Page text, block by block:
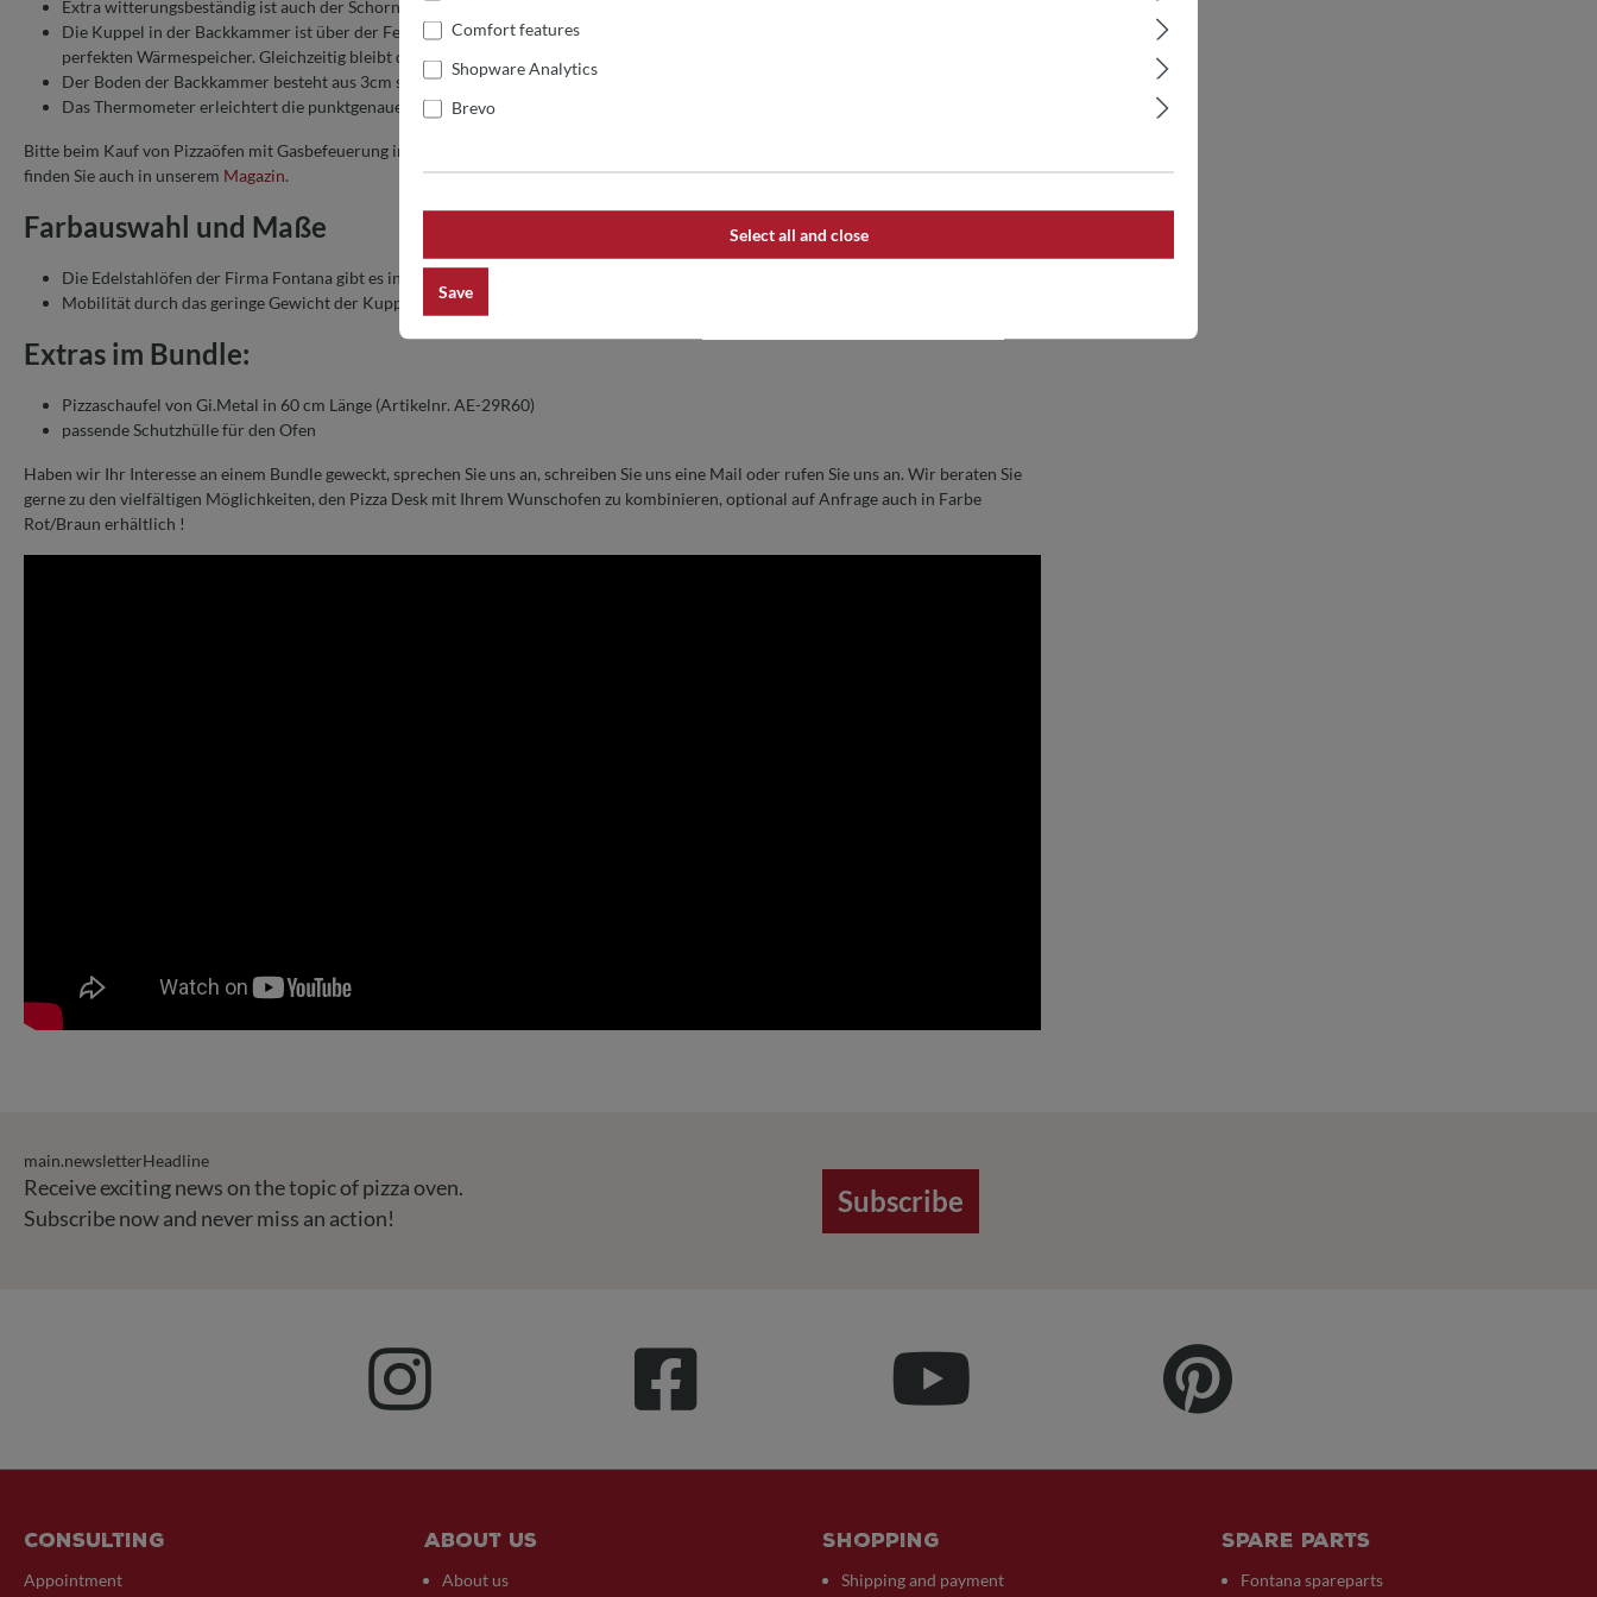
Extra witterungsbeständig ist auch der Schornstein aus 316er Stahl (V4A-Stahl)
Die Kuppel in der Backkammer ist über der Feuerstelle doppelt verkleidet mit einer Materialstärke von 2,55mm und bietet einen
perfekten Wärmespeicher. Gleichzeitig bleibt die Kuppel von außen immer nur handwarm
Der Boden der Backkammer besteht aus 3cm starkem lebensmittelechtem Schamottestein für die perfekte Wärmespeicherung
Das Thermometer erleichtert die punktgenaue Zubereitung der Speisen
Bitte beim Kauf von Pizzaöfen mit Gasbefeuerung immer die Betriebsanleitung beachten. Tipps und Tricks zu Gebrauch Gaspizzaöfen
finden Sie auch in unserem Magazin.
Farbauswahl und Maße
Die Edelstahlöfen der Firma Fontana gibt es in drei Farben: Rot, Anthrazit und Edelstahl (Aufpreis)
Mobilität durch das geringe Gewicht der Kuppelöfen: 105 - 160kg je nach Ofenmodell
Extras im Bundle:
Pizzaschaufel von Gi.Metal in 60 cm Länge (Artikelnr. AE-29R60)
passende Schutzhülle für den Ofen
Haben wir Ihr Interesse an einem Bundle geweckt, sprechen Sie uns an, schreiben Sie uns eine Mail oder rufen Sie uns an. Wir beraten Sie
gerne zu den vielfältigen Möglichkeiten, den Pizza Desk mit Ihrem Wunschofen zu kombinieren, optional auf Anfrage auch in Farbe
Rot/Braun erhältlich !
main.newsletterHeadline
Receive exciting news on the topic of pizza oven.
Subscribe now and never miss an action!
Subscribe
Consulting
Appointment
About us
About us
Shopping
Shipping and payment
Spare parts
Fontana spareparts
Comfort features
Shopware Analytics
Brevo
Select all and close
Save